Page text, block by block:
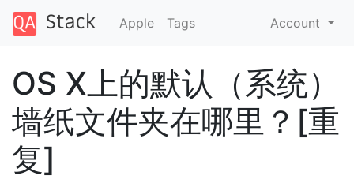
Apple Tags Account
OS X上的默认（系统）
墙纸文件夹在哪里？[重
复]